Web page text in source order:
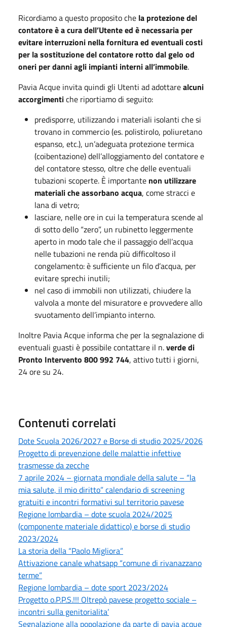
Ricordiamo a questo proposito che la protezione del
contatore è a cura dell’Utente ed è necessaria per
evitare interruzioni nella fornitura ed eventuali costi
per la sostituzione del contatore rotto dal gelo od
oneri per danni agli impianti interni all’immobile.
Pavia Acque invita quindi gli Utenti ad adottarealcuni
accorgimentiche riportiamo di seguito:
predisporre, utilizzando i materiali isolanti che si
trovano in commercio (es. polistirolo, poliuretano
espanso, etc.), un’adeguata protezione termica
(coibentazione) dell’alloggiamento del contatore e
del contatore stesso, oltre che delle eventuali
tubazioni scoperte. È importante non utilizzare
materiali che assorbano acqua, come stracci e
lana di vetro;
lasciare, nelle ore in cui la temperatura scende al
di sotto dello “zero”, un rubinetto leggermente
aperto in modo tale che il passaggio dell’acqua
nelle tubazioni ne renda più difficoltoso il
congelamento: è sufficiente un filo d’acqua, per
evitare sprechi inutili;
nel caso di immobili non utilizzati, chiudere la
valvola a monte del misuratore e provvedere allo
svuotamento dell’impianto interno.
Inoltre Pavia Acque informa che per la segnalazione di
eventuali guasti è possibile contattare il n.verde di
Pronto Intervento 800 992 744, attivo tutti i giorni,
24 ore su 24.
Contenuti correlati
Dote Scuola 2026/2027 e Borse di studio 2025/2026
Progetto di prevenzione delle malattie infettive
trasmesse da zecche
7 aprile 2024 – giornata mondiale della salute – “la
mia salute, il mio diritto” calendario di screening
gratuiti e incontri formativi sul territorio pavese
Regione lombardia – dote scuola 2024/2025
(componente materiale didattico) e borse di studio
2023/2024
La storia della “Paolo Migliora”
Attivazione canale whatsapp “comune di rivanazzano
terme”
Regione lombardia – dote sport 2023/2024
Progetto o.P.P.S.!!! Oltrepò pavese progetto sociale –
incontri sulla genitorialita’
Segnalazione alla popolazione da parte di pavia acque